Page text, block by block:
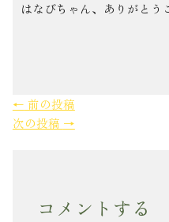
はなびちゃん、ありがと
← 前の投稿
次の投稿 →
コメントする